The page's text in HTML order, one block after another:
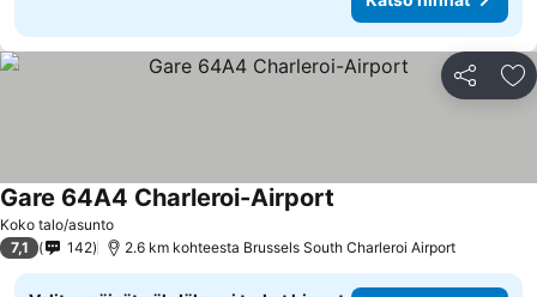
Jaa
Koko talo/asunto
Gare 64A4 Charleroi-Airport
7,1 142 2.6 km kohteesta Brussels South Charleroi Airport